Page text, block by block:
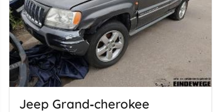
Jeep Grand‑cherokee